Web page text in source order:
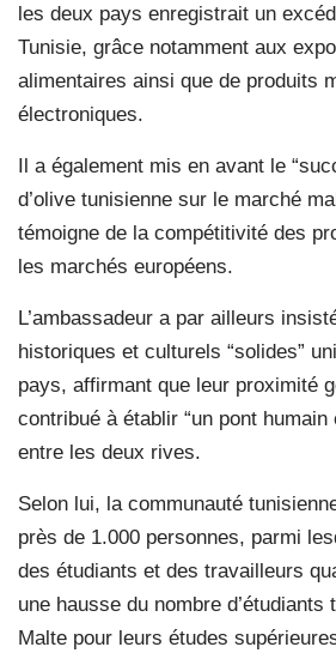
les deux pays enregistrait un
Tunisie, grâce notamment aux
alimentaires ainsi que de produits
électroniques.
Il a également mis en avant le
d’olive tunisienne sur le marché
témoigne de la compétitivité des
les marchés européens.
L’ambassadeur a par ailleurs
historiques et culturels “solides”
pays, affirmant que leur proximité
contribué à établir “un pont humain
entre les deux rives.
Selon lui, la communauté
près de 1.000 personnes, parmi
des étudiants et des travailleurs
une hausse du nombre
Malte pour leurs études